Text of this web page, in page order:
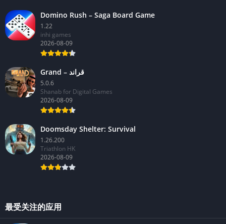
Domino Rush – Saga Board Game
1.22
inhi games
2026-08-09
Grand – قراند
5.0.6
Shanab for Digital Games
2026-08-09
Doomsday Shelter: Survival
1.26.200
Triathlon HK
2026-08-09
最受关注的应用